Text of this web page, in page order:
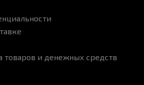
товаров и денежных средств